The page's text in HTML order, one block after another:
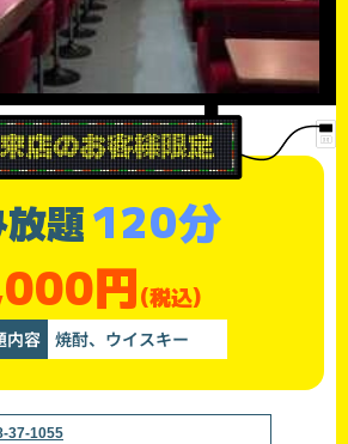
題120分
円(税込)
内容 焼酎、ウイスキー
37-1055